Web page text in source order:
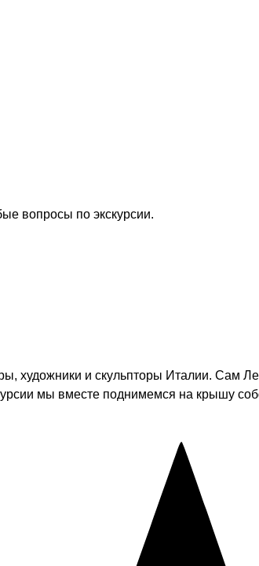
вопросы по экскурсии.
художники и скульпторы Италии. Сам
мы вместе поднимемся на крышу